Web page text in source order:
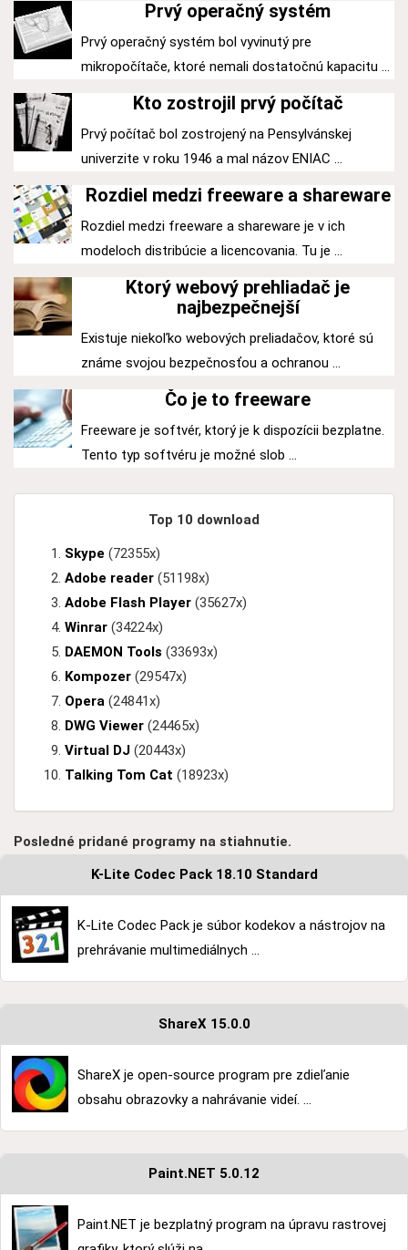
Prvý operačný systém
Prvý operačný systém bol vyvinutý pre
mikropočítače, ktoré nemali dostatočnú kapacitu ...
Kto zostrojil prvý počítač
Prvý počítač bol zostrojený na Pensylvánskej
univerzite v roku 1946 a mal názov ENIAC ...
Rozdiel medzi freeware a shareware
Rozdiel medzi freeware a shareware je v ich
modeloch distribúcie a licencovania. Tu je ...
Ktorý webový prehliadač je
najbezpečnejší
Existuje niekoľko webových preliadačov, ktoré sú
známe svojou bezpečnosťou a ochranou ...
Čo je to freeware
Freeware je softvér, ktorý je k dispozícii bezplatne.
Tento typ softvéru je možné slob ...
Top 10 download
Skype (72355x)
Adobe reader (51198x)
Adobe Flash Player (35627x)
Winrar (34224x)
DAEMON Tools (33693x)
Kompozer (29547x)
Opera (24841x)
DWG Viewer (24465x)
Virtual DJ (20443x)
Talking Tom Cat (18923x)
Posledné pridané programy na stiahnutie.
K-Lite Codec Pack 18.10 Standard
K-Lite Codec Pack je súbor kodekov a nástrojov na
prehrávanie multimediálnych ...
ShareX 15.0.0
ShareX je open-source program pre zdieľanie
obsahu obrazovky a nahrávanie videí. ...
Paint.NET 5.0.12
Paint.NET je bezplatný program na úpravu rastrovej